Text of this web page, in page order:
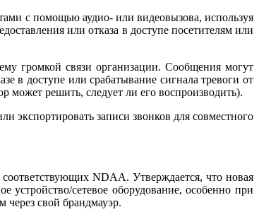
с помощью аудио- или видеовызова, используя
или отказа в доступе посетителям или
громкой связи организации. Сообщения могут
в доступе или срабатывание сигнала тревоги от
может решить, следует ли его воспроизводить).
экспортировать записи звонков для совместного
NDAA. Утверждается, что новая
устройство/сетевое оборудование, особенно при
через свой брандмауэр.